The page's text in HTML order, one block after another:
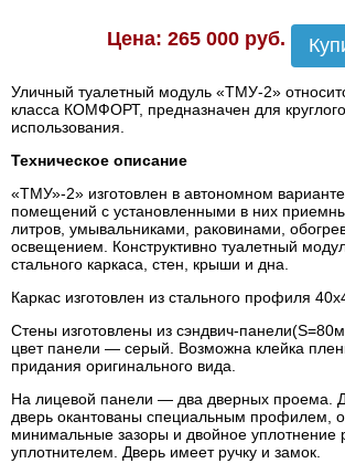
Цена: 265 000 руб.
Уличный туалетный модуль «ТМУ-2»
класса КОМФОРТ, предназначен для
использования.
Техническое описание
«ТМУ»-2» изготовлен в автономном
помещений с установленными в них
литров, умывальниками, раковинами,
освещением. Конструктивно туалетный
стального каркаса, стен, крыши и дна.
Каркас изготовлен из стального профиля
Стены изготовлены из сэндвич-
цвет панели — серый. Возможна клейка
придания оригинального вида.
На лицевой панели — два дверных проема.
дверь окантованы специальным профилем,
минимальные зазоры и двойное уплотнение
уплотнителем. Дверь имеет ручку и замок.